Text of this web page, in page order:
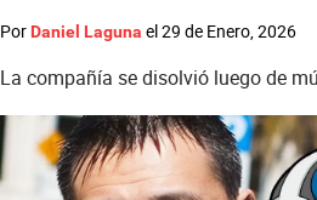
Por Daniel Laguna el29 de Enero, 2026
La compañía se disolvió luego de